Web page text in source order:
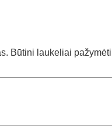
Būtini laukeliai